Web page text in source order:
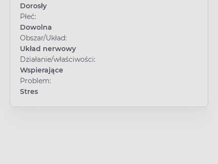
Dorosły
Płeć:
Dowolna
Obszar/Układ:
Układ nerwowy
Działanie/właściwości:
Wspierające
Problem:
Stres